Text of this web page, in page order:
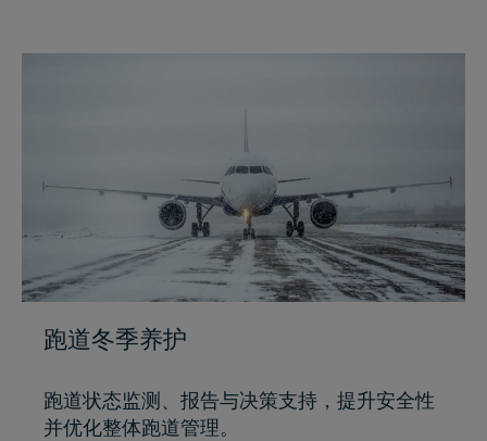
跑道冬季养护
跑道状态监测、报告与决策支持，提升安全性
并优化整体跑道管理。